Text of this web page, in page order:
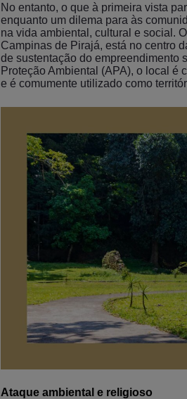
No entanto, o que à primeira vista
enquanto um dilema para às
na vida ambiental, cultural e social.
Campinas de Pirajá, está no centro
de sustentação do empreendimento
Proteção Ambiental (APA), o local é
e é comumente utilizado como
Ataque ambiental e religioso